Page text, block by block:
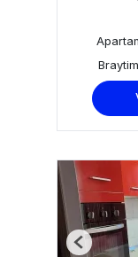
Previous